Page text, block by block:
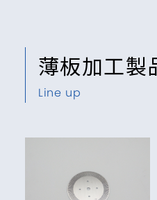
薄板加工製
Line up